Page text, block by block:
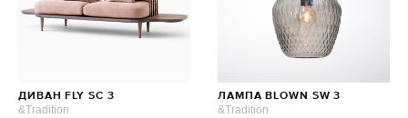
ДИВАН FLY SC 3
&Tradition
ЛАМПА BLOWN SW 3
&Tradition